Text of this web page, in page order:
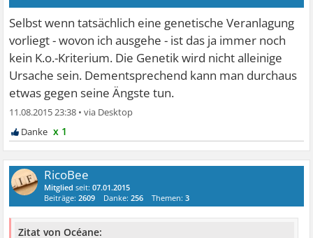
Selbst wenn tatsächlich eine genetische Veranlagung
vorliegt - wovon ich ausgehe - ist das ja immer noch
kein K.o.-Kriterium. Die Genetik wird nicht alleinige
Ursache sein. Dementsprechend kann man durchaus
etwas gegen seine Ängste tun.
11.08.2015 23:38 •
x 1
RicoBee
Mitglied seit:07.01.2015
Beiträge:2609 Danke:256 Themen:3
Zitat von Océane: